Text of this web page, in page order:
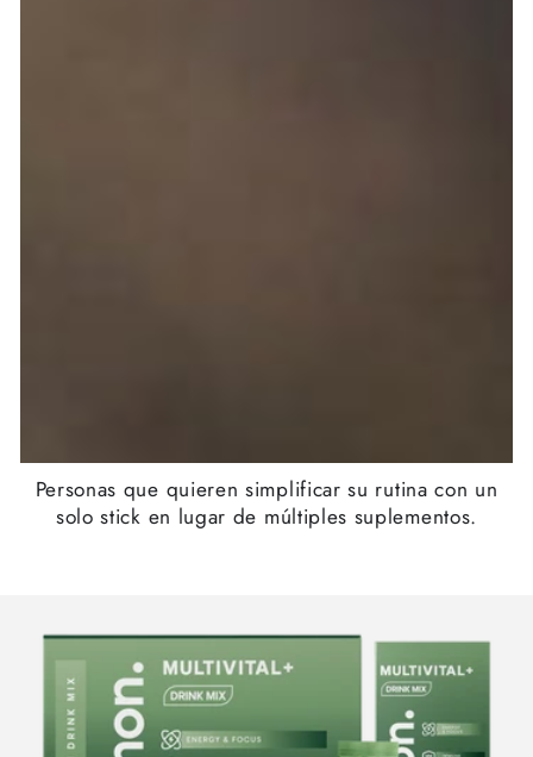
Personas que quieren simplificar su rutina con un
solo stick en lugar de múltiples suplementos.